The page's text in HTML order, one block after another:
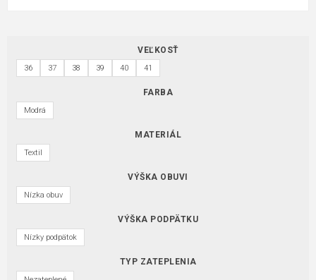
VEĽKOSŤ
36 37 38 39 40 41
FARBA
Modrá
MATERIÁL
Textil
VÝŠKA OBUVI
Nízka obuv
VÝŠKA PODPÄTKU
Nízky podpätok
TYP ZATEPLENIA